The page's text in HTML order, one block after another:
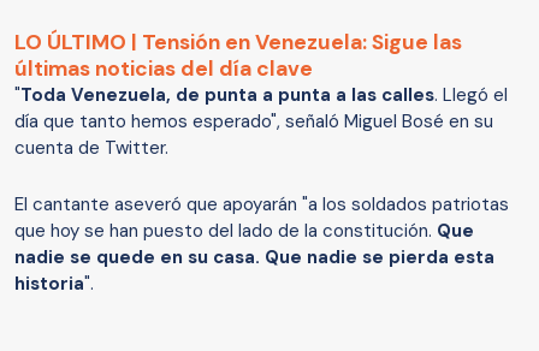
LO ÚLTIMO | Tensión en Venezuela: Sigue las
últimas noticias del día clave
"Toda Venezuela, de punta a punta a las calles. Llegó el
día que tanto hemos esperado", señaló Miguel Bosé en su
cuenta de Twitter.
El cantante aseveró que apoyarán "a los soldados patriotas
que hoy se han puesto del lado de la constitución. Que
nadie se quede en su casa. Que nadie se pierda esta
historia".